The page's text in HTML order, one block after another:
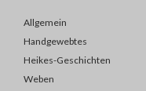
Allgemein
Handgewebtes
Heikes-Geschichten
Weben